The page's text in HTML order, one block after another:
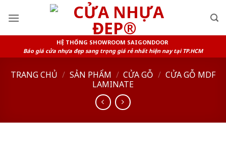
HỆ THỐNG SHOWROOM SAIGONDOOR
Báo giá cửa nhựa đẹp sang trọng giá rẻ nhất hiện nay tại TP.HCM
TRANG CHỦ / SẢN PHẨM / CỬA GỖ / CỬA GỖ MDF
LAMINATE